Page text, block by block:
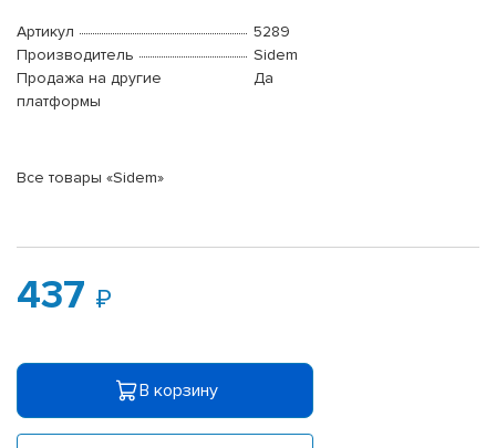
Артикул
5289
Производитель
Sidem
Продажа на другие
платформы
Да
Все товары «Sidem»
437
В корзину